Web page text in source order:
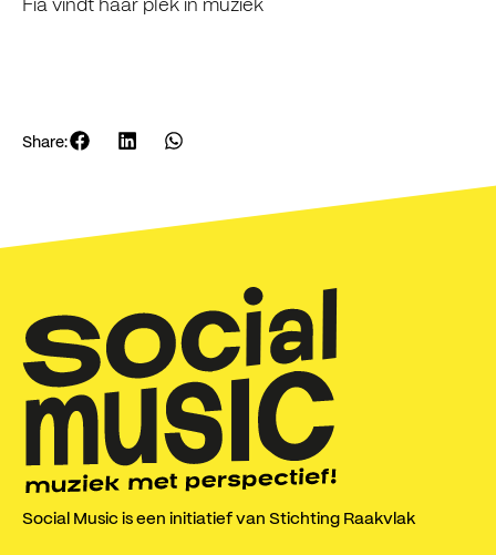
Fia vindt haar plek in muziek
Share:
Social Music is een initiatief van Stichting Raakvlak